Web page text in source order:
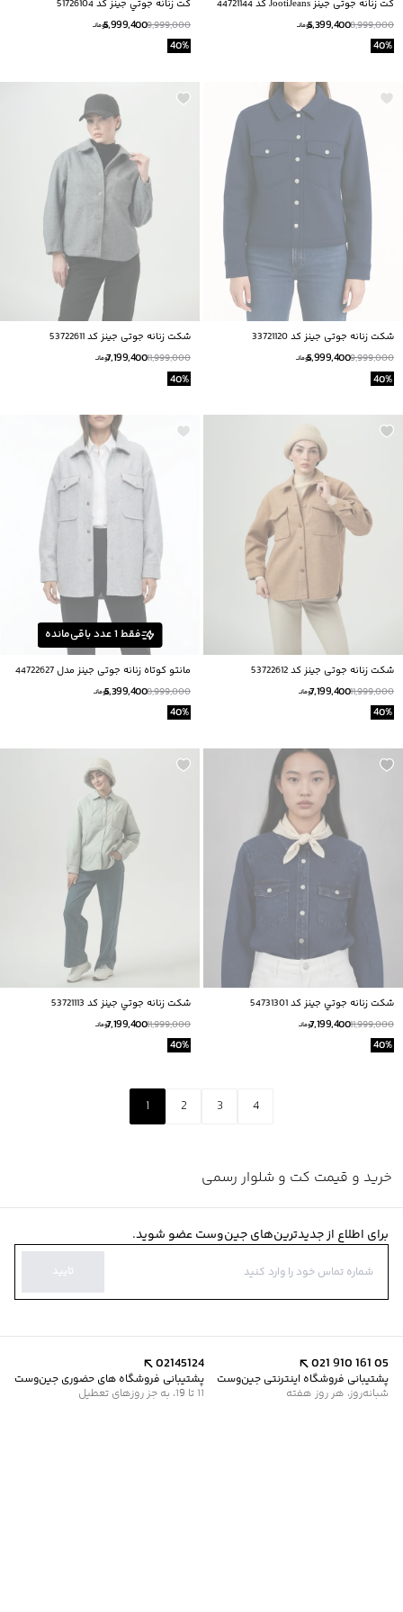
کت زنانه جوتی جینز JootiJeans کد 44721144
8,999,000
5,399,400تومانــ
40%
كت زنانه جوتي جينز كد 51726104
9,999,000
5,999,400تومانــ
40%
شکت زنانه جوتی جینز کد 33721120
9,999,000
5,999,400تومانــ
40%
شکت زنانه جوتی جینز کد 53722611
11,999,000
7,199,400تومانــ
40%
شکت زنانه جوتی جینز کد 53722612
11,999,000
7,199,400تومانــ
40%
فقط 1عدد باقی‌مانده
مانتو کوتاه زنانه جوتی جینز مدل 44722627
8,999,000
5,399,400تومانــ
40%
شكت زنانه جوتي جينز كد 54731301
11,999,000
7,199,400تومانــ
40%
شكت زنانه جوتي جينز كد 53721113
11,999,000
7,199,400تومانــ
40%
1 2 3 4
خرید و قیمت کت و شلوار رسمی
برای اطلاع از جدیدترین‌های جین‌وست عضو شوید.
تایید
021 910 161 05
پشتیبانی فروشگاه اینترنتی جین‌وست
شبانه‌روز، هر روز هفته
02145124
پشتیبانی فروشگاه های حضوری جین‌وست
11 تا 19، به جز روزهای تعطیل